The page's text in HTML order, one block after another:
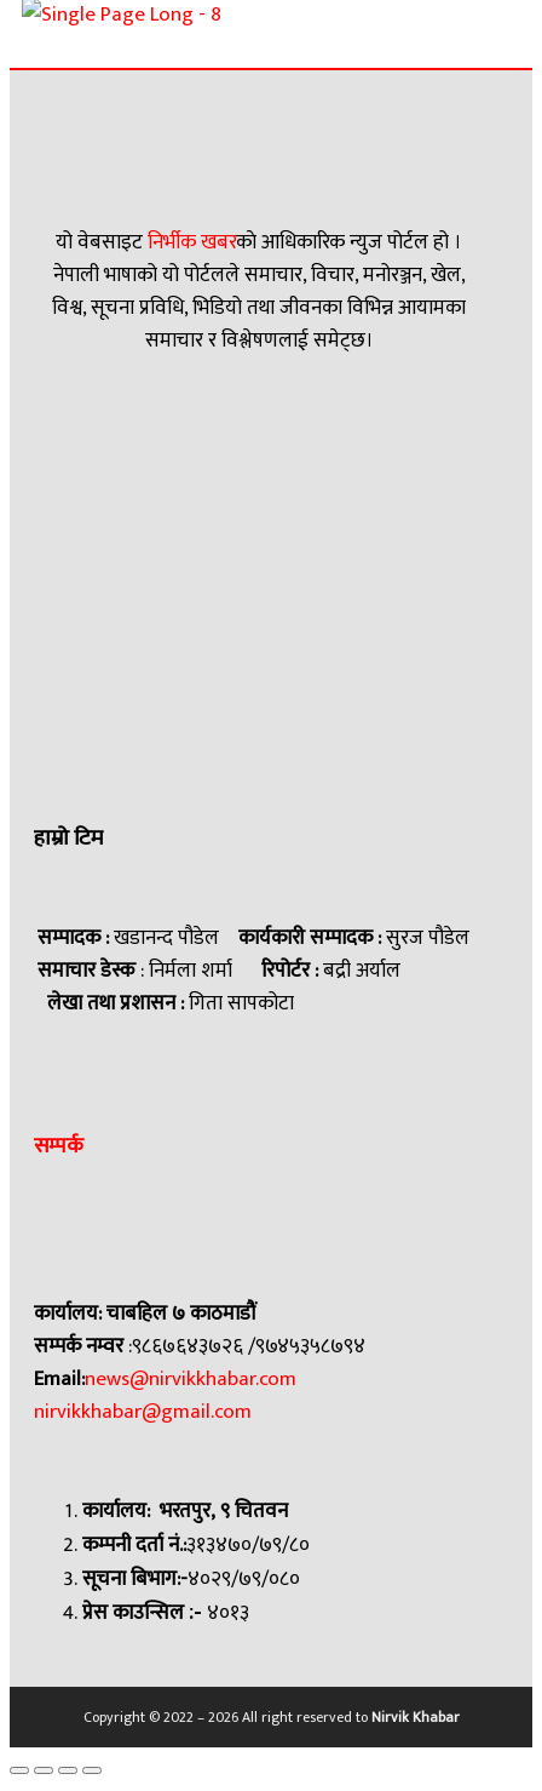
यो वेबसाइटनिर्भीक खबरकाे आधिकारिक न्युज पोर्टल हो ।
नेपाली भाषाको यो पोर्टलले समाचार, विचार, मनोरञ्जन, खेल,
विश्व, सूचना प्रविधि, भिडियो तथा जीवनका विभिन्न आयामका
समाचार र विश्लेषणलाई समेट्छ।
हाम्रो टिम
सम्पादक :खडानन्द पौडेल कार्यकारी सम्पादक :सुरज पौडेल
समाचार डेस्क: निर्मला शर्मा रिपोर्टर :बद्री अर्याल
लेखा तथा प्रशासन :गिता सापकोटा
सम्पर्क
कार्यालय: चाबहिल ७ काठमाडौं
सम्पर्क नम्वर:९८६७६४३७२६ /९७४५३५८७९४
Email:news@nirvikkhabar.com
nirvikkhabar@gmail.com
कार्यालय: भरतपुर, ९ चितवन
कम्पनी दर्ता नं.:३१३४७०/७९/८०
सूचना बिभाग:-४०२९/७९/०८०
प्रेस काउन्सिल:- ४०१३
Copyright © 2022 – 2026 All right reserved toNirvik Khabar